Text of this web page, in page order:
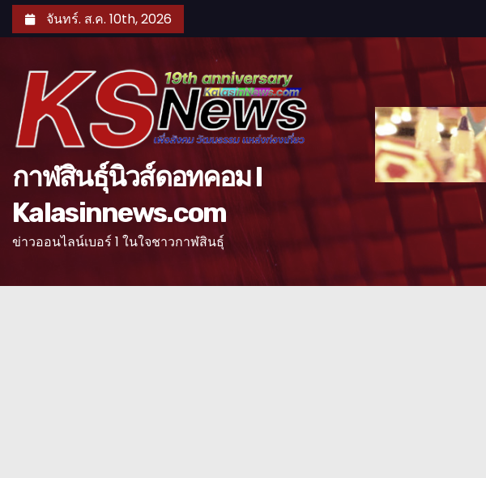
k
t
จันทร์. ส.ค. 10th, 2026
กาฬสินธุ์นิวส์ดอทคอม l
Kalasinnews.com
ข่าวออนไลน์เบอร์ 1 ในใจชาวกาฬสินธุ์